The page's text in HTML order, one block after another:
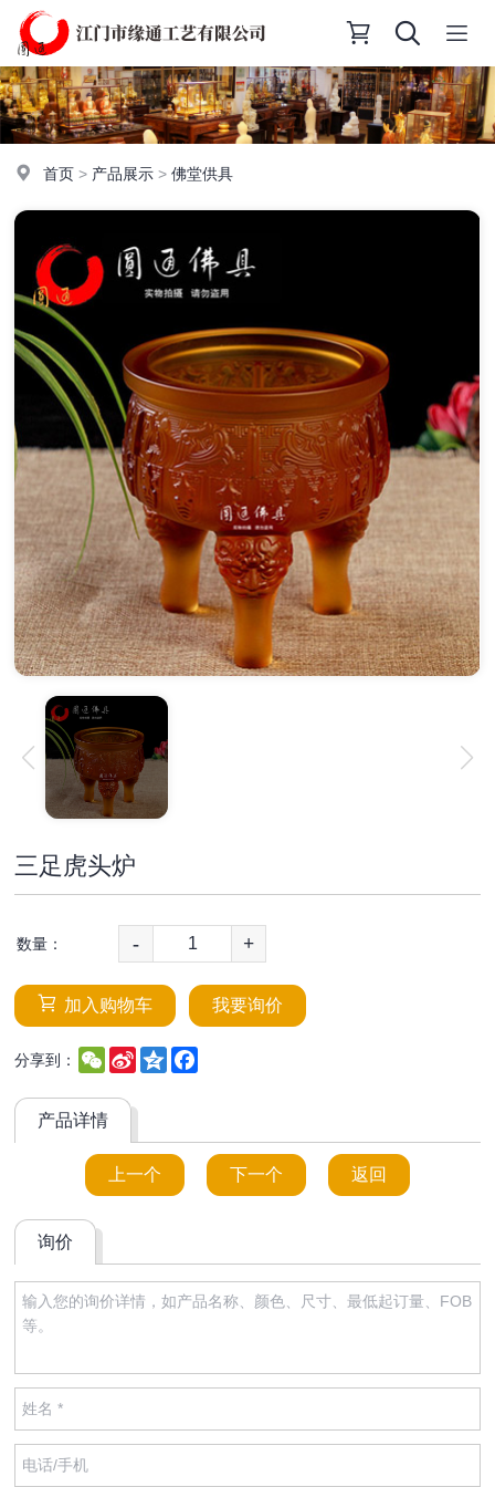
首页 > 产品展示 >佛堂供具
三足虎头炉
数量： - +
加入购物车 我要询价
分享到： WeChat
Sina
Weibo
Qzone
产品详情
上一个 下一个 返回
询价